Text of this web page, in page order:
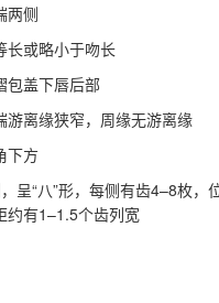
两侧
长或略小于吻长
包盖下唇后部
游离缘狭窄，周缘无游离缘
下方
呈“八”形，每侧有齿4–8枚，
约有1–1.5个齿列宽